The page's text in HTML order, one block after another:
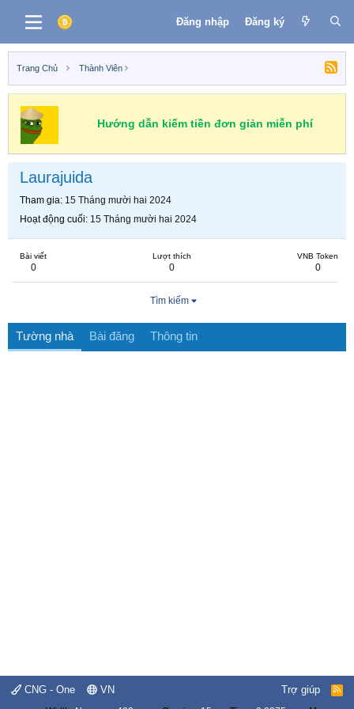
Đăng nhập Đăng ký
Trang Chủ Thành Viên
Hướng dẫn kiếm tiền đơn giản miễn phí
Laurajuida
Tham gia 15 Tháng mười hai 2024
Hoạt động cuối 15 Tháng mười hai 2024
Bài viết
0
Lượt thích
0
VNB Token
0
Tìm kiếm
Tường nhà Bài đăng Thông tin
CNG - One VN Trợ giúp
R